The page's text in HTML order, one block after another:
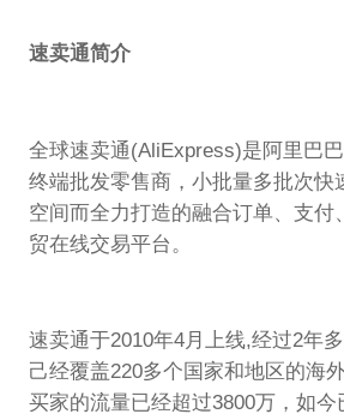
速卖通简介
全球速卖通(AliExpress)是阿里巴
终端批发零售商，小批量多批次快
空间而全力打造的融合订单、支付
贸在线交易平台。
速卖通于2010年4月上线,经过2年
己经覆盖220多个国家和地区的海
买家的流量已经超过3800万，如